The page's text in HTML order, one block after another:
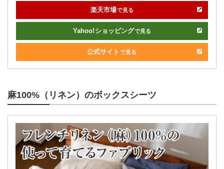
楽天市場で見る
Yahoo! ショッピングで見る
公式サイト で見る
麻100%（リネン）のボックスシーツ